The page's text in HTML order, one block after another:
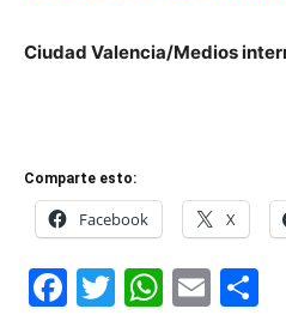
Ciudad Valencia/Medios
Comparte esto:
Facebook X
Facebook
TwitterEmail